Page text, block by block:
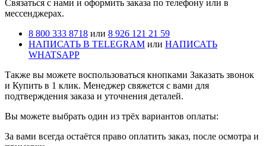
Cвязаться с нами и оформить заказа по телефону или в
мессенджерах.
8 800 333 8718 или 8 926 121 21 59
НАПИСАТЬ В TELEGRAM или НАПИСАТЬ
WHATSAPP
Также вы можете воспользоваться кнопками Заказать звонок
и Купить в 1 клик. Менеджер свяжется с вами для
подтверждения заказа и уточнения деталей.
Вы можете выбрать один из трёх вариантов оплаты:
За вами всегда остаётся право оплатить заказ, после осмотра и